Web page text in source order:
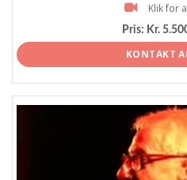
Klik for
Pris: Kr.
KONTAKT